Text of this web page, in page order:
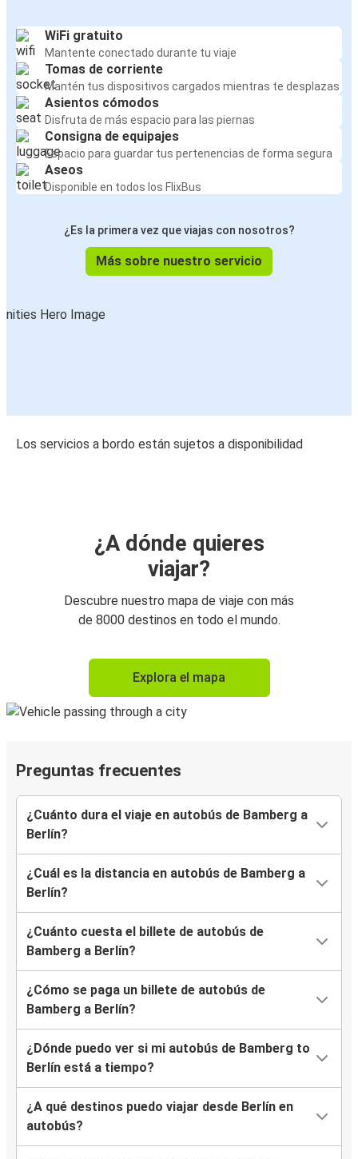
WiFi gratuito
Mantente conectado durante tu viaje
Tomas de corriente
Mantén tus dispositivos cargados mientras te desplazas
Asientos cómodos
Disfruta de más espacio para las piernas
Consigna de equipajes
Espacio para guardar tus pertenencias de forma segura
Aseos
Disponible en todos los FlixBus
¿Es la primera vez que viajas con nosotros?
Más sobre nuestro servicio
Los servicios a bordo están sujetos a disponibilidad
¿A dónde quieres
viajar?
Descubre nuestro mapa de viaje con más
de 8000 destinos en todo el mundo.
Explora el mapa
Preguntas frecuentes
¿Cuánto dura el viaje en autobús de Bamberg a
Berlín?
¿Cuál es la distancia en autobús de Bamberg a
Berlín?
¿Cuánto cuesta el billete de autobús de
Bamberg a Berlín?
¿Cómo se paga un billete de autobús de
Bamberg a Berlín?
¿Dónde puedo ver si mi autobús de Bamberg to
Berlín está a tiempo?
¿A qué destinos puedo viajar desde Berlín en
autobús?